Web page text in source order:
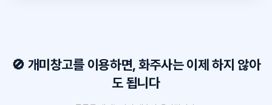
🚫 개미창고를 이용하면, 화주사는 이제 하지 않아
도 됩니다